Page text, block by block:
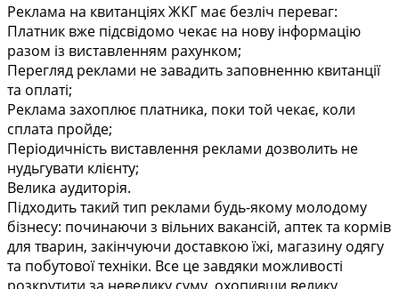
Реклама на квитанціях ЖКГ має безліч переваг:
Платник вже підсвідомо чекає на нову інформацію
разом із виставленням рахунком;
Перегляд реклами не завадить заповненню квитанції
та оплаті;
Реклама захоплює платника, поки той чекає, коли
сплата пройде;
Періодичність виставлення реклами дозволить не
нудьгувати клієнту;
Велика аудиторія.
Підходить такий тип реклами будь-якому молодому
бізнесу: починаючи з вільних вакансій, аптек та кормів
для тварин, закінчуючи доставкою їжі, магазину одягу
та побутової техніки. Все це завдяки можливості